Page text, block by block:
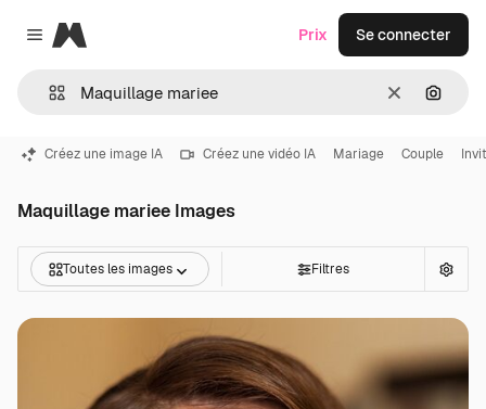
Close menu
Magnific
Effacer
Prix Se connecter
Créez une image IA Créez une vidéo IA Mariage Couple
Maquillage mariee Images
Toutes les images Filtres